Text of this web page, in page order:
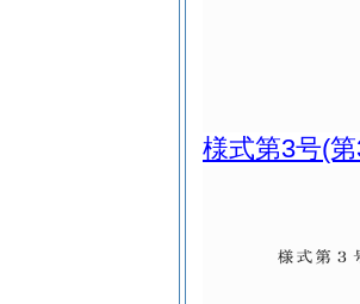
様式第3号(